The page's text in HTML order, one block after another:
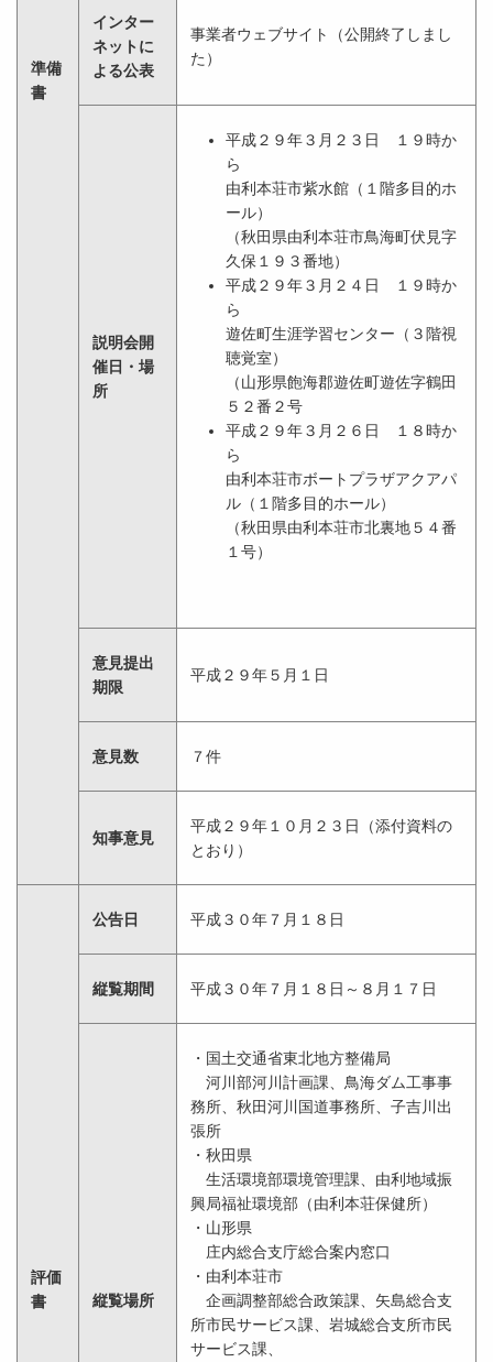
準備
書
インター
ネットに
よる公表
事業者ウェブサイト（公開終了しまし
た）
説明会開
催日・場
所
平成２９年３月２３日 １９時か
ら
由利本荘市紫水館（１階多目的ホ
ール）
（秋田県由利本荘市鳥海町伏見字
久保１９３番地）
平成２９年３月２４日 １９時か
ら
遊佐町生涯学習センター（３階視
聴覚室）
（山形県飽海郡遊佐町遊佐字鶴田
５２番２号
平成２９年３月２６日 １８時か
ら
由利本荘市ボートプラザアクアパ
ル（１階多目的ホール）
（秋田県由利本荘市北裏地５４番
１号）
意見提出
期限
平成２９年５月１日
意見数 ７件
知事意見
平成２９年１０月２３日（添付資料の
とおり）
評価
書
公告日 平成３０年７月１８日
縦覧期間 平成３０年７月１８日～８月１７日
縦覧場所
・国土交通省東北地方整備局
河川部河川計画課、鳥海ダム工事事
務所、秋田河川国道事務所、子吉川出
張所
・秋田県
生活環境部環境管理課、由利地域振
興局福祉環境部（由利本荘保健所）
・山形県
庄内総合支庁総合案内窓口
・由利本荘市
企画調整部総合政策課、矢島総合支
所市民サービス課、岩城総合支所市民
サービス課、